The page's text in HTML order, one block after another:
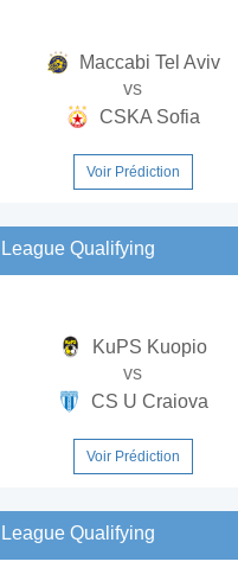
Maccabi Tel Aviv
vs
CSKA Sofia
Voir Prédiction
Qualifying
KuPS Kuopio
vs
CS U Craiova
Voir Prédiction
Qualifying